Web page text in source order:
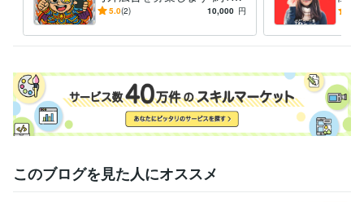
00部発行のメルマガでココナ
5.0(2) 10,000 円
け
か？
このブログを見た人にオススメ